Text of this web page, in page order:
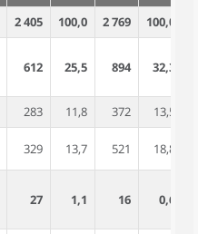
2 405 100,0 2 769 100,0
612 25,5 894 32,3
283 11,8 372
13,5
329 13,7 521 18,8
27 1,1 16 0,6